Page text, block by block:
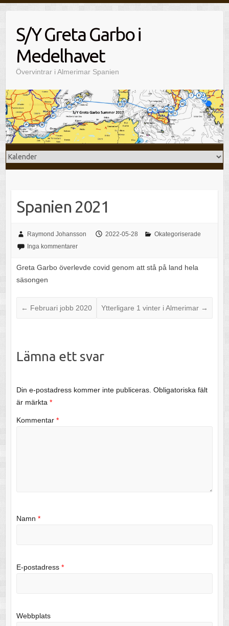
innehållS/Y Greta Garbo i
Medelhavet
Övervintrar i Almerimar Spanien
Spanien 2021
Raymond Johansson 2022-05-28
Okategoriserade
Inga kommentarer
Greta Garbo överlevde covid genom att stå på land hela
säsongen
← Februari jobb 2020 Ytterligare 1 vinter i Almerimar →
Lämna ett svar
Din e-postadress kommer inte publiceras. Obligatoriska fält
är märkta *
Kommentar *
Namn *
E-postadress *
Webbplats